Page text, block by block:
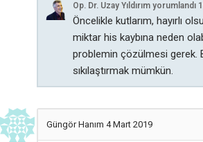
Op. Dr. Uzay Yıldırım yorumlandı
Öncelikle kutlarım, hayırlı
miktar his kaybına neden
problemin çözülmesi gerek.
sıkılaştırmak mümkün.
Güngör Hanım 4 Mart 2019